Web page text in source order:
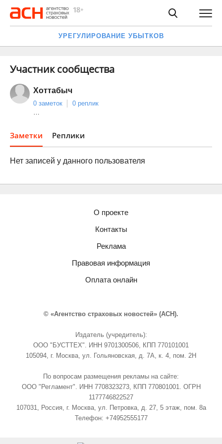
УРЕГУЛИРОВАНИЕ УБЫТКОВ
Участник сообщества
Хоттабыч
0 заметок
0 реплик
…
Заметки Реплики
Нет записей у данного пользователя
О проекте
Контакты
Реклама
Правовая информация
Оплата онлайн
© «Агентство страховых новостей» (АСН).
Издатель (учредитель):
ООО "БУСТТЕХ". ИНН 9701300506, КПП 770101001
105094, г. Москва, ул. Гольяновская, д. 7А, к. 4, пом. 2Н
По вопросам размещения рекламы на сайте:
ООО "Регламент". ИНН 7708323273, КПП 770801001. ОГРН
1177746822527
107031, Россия, г. Москва, ул. Петровка, д. 27, 5 этаж, пом. 8а
Телефон: +74952555177